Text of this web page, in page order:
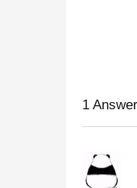
1 Answer